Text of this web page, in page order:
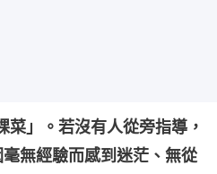
菜」。若沒有人從旁指導，
無經驗而感到迷茫、無從